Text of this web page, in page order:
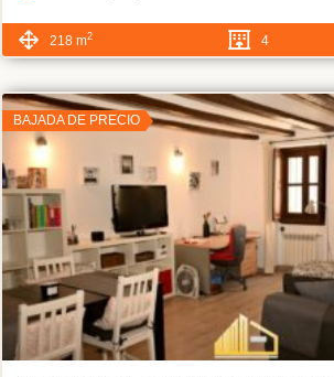
218 m2 4
BAJADA DE PRECIO